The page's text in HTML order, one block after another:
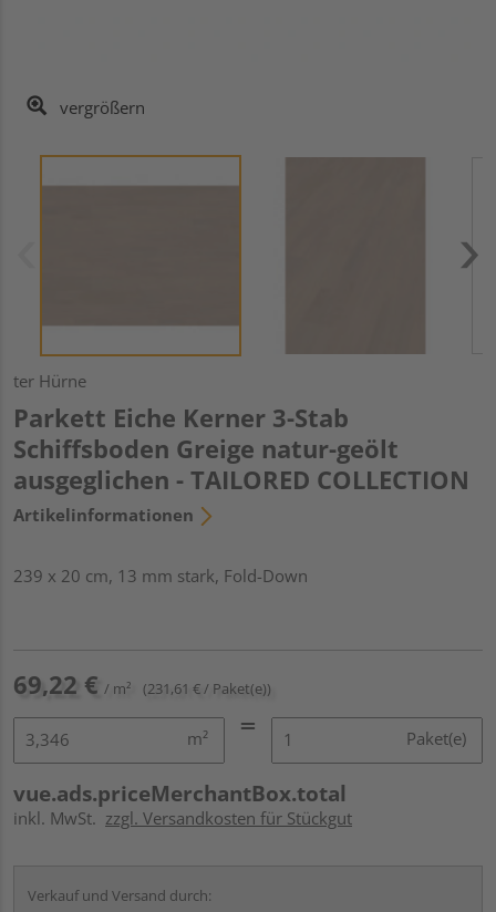
vergrößern
ter Hürne
Parkett Eiche Kerner 3-Stab
Schiffsboden Greige natur-geölt
ausgeglichen - TAILORED COLLECTION
Artikelinformationen
239 x 20 cm, 13 mm stark, Fold-Down
69,22 € / m² (231,61 € / Paket(e))
m² Paket(e)
vue.ads.priceMerchantBox.total
inkl. MwSt. zzgl. Versandkosten für Stückgut
Verkauf und Versand durch: